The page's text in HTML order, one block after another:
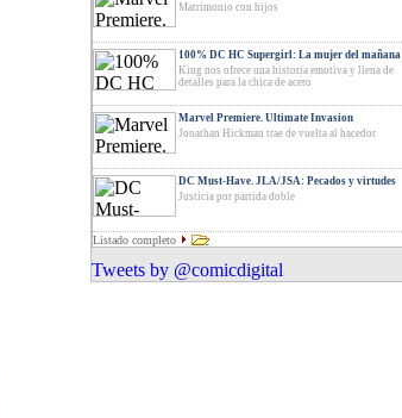
Matrimonio con hijos
100% DC HC Supergirl: La mujer del mañana
King nos ofrece una historia emotiva y llena de
detalles para la chica de acero
Marvel Premiere. Ultimate Invasion
Jonathan Hickman trae de vuelta al hacedor
DC Must-Have. JLA/JSA: Pecados y virtudes
Justicia por partida doble
Listado completo
Tweets by @comicdigital